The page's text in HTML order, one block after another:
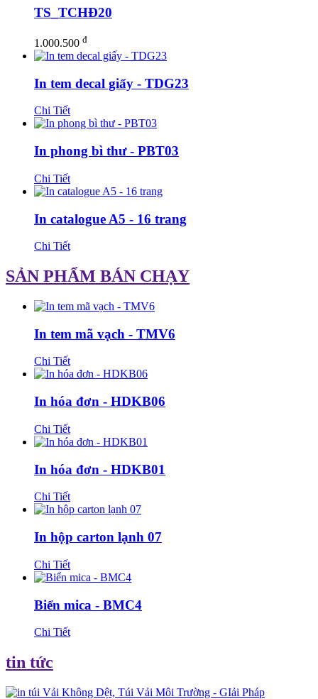
TS_TCHĐ20
1.000.500 đ
In tem decal giấy - TDG23
Chi Tiết
In phong bì thư - PBT03
Chi Tiết
In catalogue A5 - 16 trang
Chi Tiết
SẢN PHẨM BÁN CHẠY
In tem mã vạch - TMV6
Chi Tiết
In hóa đơn - HDKB06
Chi Tiết
In hóa đơn - HDKB01
Chi Tiết
In hộp carton lạnh 07
Chi Tiết
Biển mica - BMC4
Chi Tiết
tin tức